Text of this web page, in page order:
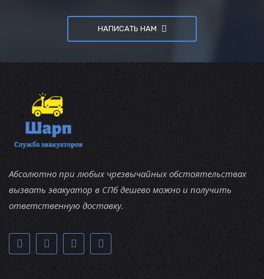
НАПИСАТЬ НАМ
Абсолютно при любых чрезвычайных обстоятельствах
вызвать эвакуатор в СПб дешево можно и получить
ответственную доставку.